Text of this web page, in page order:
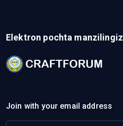
Elektron pochta
Join with your email address